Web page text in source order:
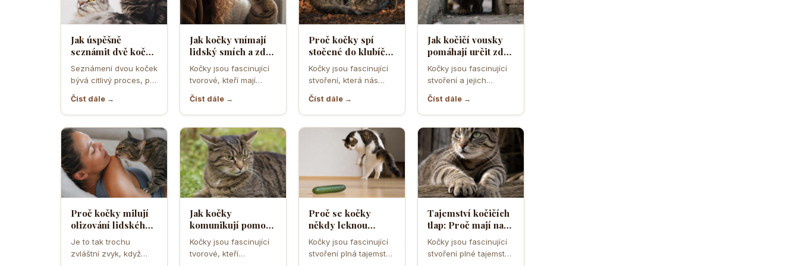
Jak úspěšně
seznámit dvě kočky
a předejít
teritoriálním
válkám
Seznámení dvou koček
bývá citlivý proces, při
minuty, pachy,
prostředí i…
Číst dále →
Jak kočky vnímají
lidský smích a zda
ho považují za
projev radosti nebo
hrozbu
Kočky jsou fascinující
tvorové, kteří mají
komunikace a vnímání
světa. Když se…
Číst dále →
Proč kočky spí
stočené do klubíčka
a jak si tím chrání
tělesné teplo a
orgány
Kočky jsou fascinující
stvoření, která nás
svým chováním a
postoji. Jedno z…
Číst dále →
Jak kočičí vousky
pomáhají určit zda
se kočka vejde do
úzkého otvoru
Kočky jsou fascinující
stvoření a jejich
proklouznout i těmi
nejužšími otvory je
často…
Číst dále →
Proč kočky milují
olizování lidského
potu a co je na něm
tak láká
Je to tak trochu
zvláštní zvyk, když
Jak kočky
komunikují pomocí
uší a co znamená
když je otočí
dozadu jako letadlo
Kočky jsou fascinující
tvorové, kteří
Proč se kočky
někdy leknou
obyčejné okurky a
jak funguje jejich
obranný reflex
Kočky jsou fascinující
stvoření plná tajemství
Tajemství kočičích
tlap: Proč mají na
předních nohách
pět prstů a na
zadních jen čtyři
Kočky jsou fascinující
stvoření plné tajemství,